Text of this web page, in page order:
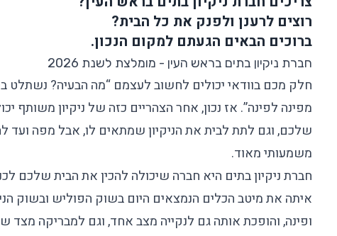
רוצים לרענן ולפנק את כל הבית?
ברוכים הבאים הגעתם למקום הנכון.
חברת ניקיון בתים בראש העין - מומלצת לשנת 2026
חלק מכם בוודאי יכולים לחשוב לעצמם “מה הבעיה? נשתלט
מפינה לפינה”. אז נכון, אחר הצהריים כזה של ניקיון משותף
שלכם, וגם לתת לבית את הניקיון שמתאים לו, אבל מפה ועד
משמעותי מאוד.
חברת ניקיון בתים היא חברה שיכולה להכין את הבית שלכם
איתה את מיטב הכלים הנמצאים היום בשוק הפוליש ובשוק
ופינה, והופכת אותה גם לנקייה מצב אחד, וגם למבריקה מצד